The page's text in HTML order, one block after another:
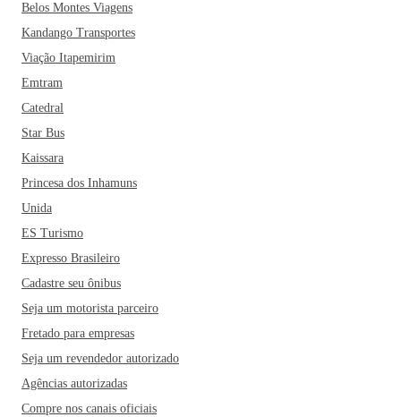
Belos Montes Viagens
Kandango Transportes
Viação Itapemirim
Emtram
Catedral
Star Bus
Kaissara
Princesa dos Inhamuns
Unida
ES Turismo
Expresso Brasileiro
Cadastre seu ônibus
Seja um motorista parceiro
Fretado para empresas
Seja um revendedor autorizado
Agências autorizadas
Compre nos canais oficiais